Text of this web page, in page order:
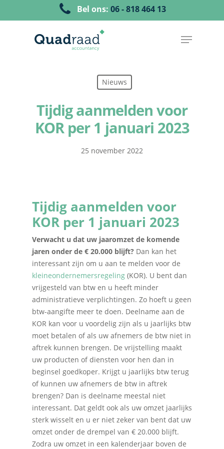
Bel ons: 06 - 818 464 13
Nieuws
Tijdig aanmelden voor
KOR per 1 januari 2023
25 november 2022
Tijdig aanmelden voor
KOR per 1 januari 2023
Verwacht u dat uw jaaromzet de komende
jaren onder de € 20.000 blijft? Dan kan het
interessant zijn om u aan te melden voor de
kleineondernemersregeling (KOR). U bent dan
vrijgesteld van btw en u heeft minder
administratieve verplichtingen. Zo hoeft u geen
btw-aangifte meer te doen. Deelname aan de
KOR kan voor u voordelig zijn als u jaarlijks btw
moet betalen of als uw afnemers de btw niet in
aftrek kunnen brengen. De vrijstelling maakt
uw producten of diensten voor hen dan in
beginsel goedkoper. Krijgt u jaarlijks btw terug
of kunnen uw afnemers de btw in aftrek
brengen? Dan is deelname meestal niet
interessant. Dat geldt ook als uw omzet jaarlijks
sterk wisselt en u er niet zeker van bent dat uw
omzet onder de drempel van € 20.000 blijft.
Zodra uw omzet in een kalenderjaar boven de